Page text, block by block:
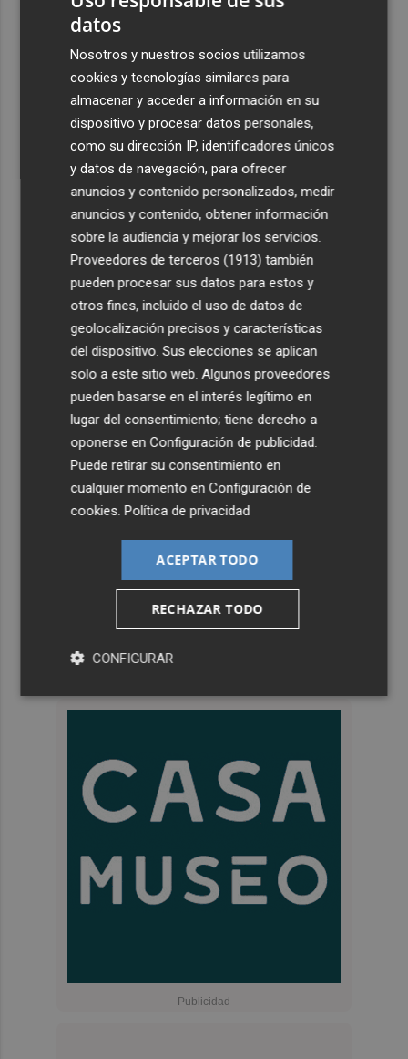
datos
Nosotros y nuestros socios utilizamos
cookies y tecnologías similares para
almacenar y acceder a información en su
dispositivo y procesar datos personales,
como su dirección IP, identificadores únicos
y datos de navegación, para ofrecer
anuncios y contenido personalizados, medir
anuncios y contenido, obtener información
sobre la audiencia y mejorar los servicios.
Proveedores de terceros (1913) también
pueden procesar sus datos para estos y
otros fines, incluido el uso de datos de
geolocalización precisos y características
del dispositivo. Sus elecciones se aplican
solo a este sitio web. Algunos proveedores
pueden basarse en el interés legítimo en
lugar del consentimiento; tiene derecho a
oponerse enConfiguración de publicidad
Puede retirar su consentimiento en
cualquier momento enConfiguración de
cookies .Política de privacidad
ACEPTAR TODO
RECHAZAR TODO
CONFIGURAR